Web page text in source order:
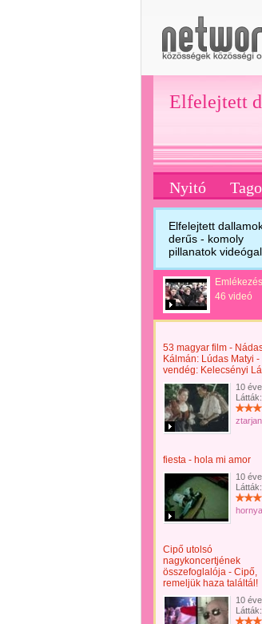
Elfelejtett
Nyitó
Elfelejtett
derűs - komoly
pillanatok
46 videó
53 magyar film -
Kálmán: Lúdas Matyi -
vendég: Kelecsényi
10 éve
ztarjan
fiesta - hola mi amor
10 éve
Cipő utolsó
nagykoncertjének
összefoglalója - Cipő,
remeljük haza találtál!
10 éve